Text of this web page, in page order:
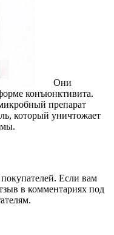
Они
конъюнктивита.
препарат
который уничтожает
Если вам
в комментариях под